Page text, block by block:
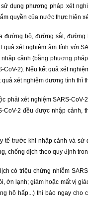
dụng phương pháp xét
quyền của nước thực hiện
đường bộ, đường sắt, đường
xét nghiệm âm tính với
cảnh (bằng phương
CoV-2). Nếu kết quả xét
xét nghiệm dương tính thì
phải xét nghiệm SARS-
CoV-2 đều được nhập cảnh,
tế trước khi nhập cảnh và sử
chống dịch theo quy định
có triệu chứng nhiễm
ớn lạnh; giảm hoặc mất vị
hô hấp...) thì báo ngay cho